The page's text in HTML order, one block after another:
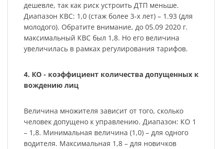
дешевле, так как риск устроить ДТП меньше.
Диапазон КВС: 1,0 (стаж более 3-х лет) – 1.93 (для
молодого). Обратите внимание, до 05.09 2020 г.
максимальный КВС был 1,8. Но его величина
увеличилась в рамках регулирования тарифов.
4. КО - коэффициент количества допущенных к
вождению лиц
Величина множителя зависит от того, сколько
человек допущено к управлению. Диапазон: КО 1
– 1,8. Минимальная величина (1,0) – для одного
водителя. Максимальная 1,8 – для новичков